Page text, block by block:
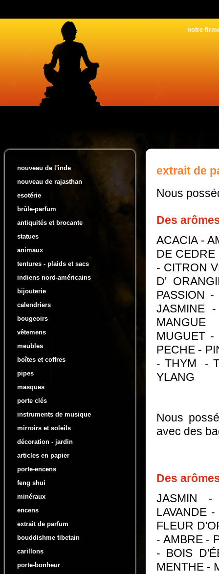
notre
extrait de
nouveau de l'inde
nouveau de rajasthan
esotérie
brûle-parfum
antiquités et brocante
statues
animaux
tentures - plaids et sacs
indiens nord-américains
bijouterie
calendriers
bougeoirs
vêtemens
meubles
boîtes et coffres
pipes
masques
porte clés
instruments de musique
mirroirs et soleils
décoration - jardin
articles en papier
porte-encens
feng shui
minéraux
encens
extrait de parfum
bouddishme tibetain
carillons
porte-bonheur
Nous
Des
ACACIA -
DE
- CITRON
D'
PASSION
JASMINE
MANGUE
MUGUET -
PECHE -
- THYM -
YLANG
Nous
avec des
Des
JASMIN -
LAVANDE
FLEUR
- AMBRE -
- BOIS
MENTHE -